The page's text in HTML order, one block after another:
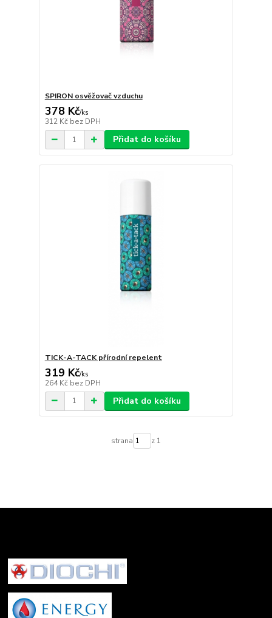
SPIRON osvěžovač vzduchu
378 Kč/ks
312 Kč bez DPH
Přidat do košíku
TICK-A-TACK přírodní repelent
319 Kč/ks
264 Kč bez DPH
Přidat do košíku
strana z 1